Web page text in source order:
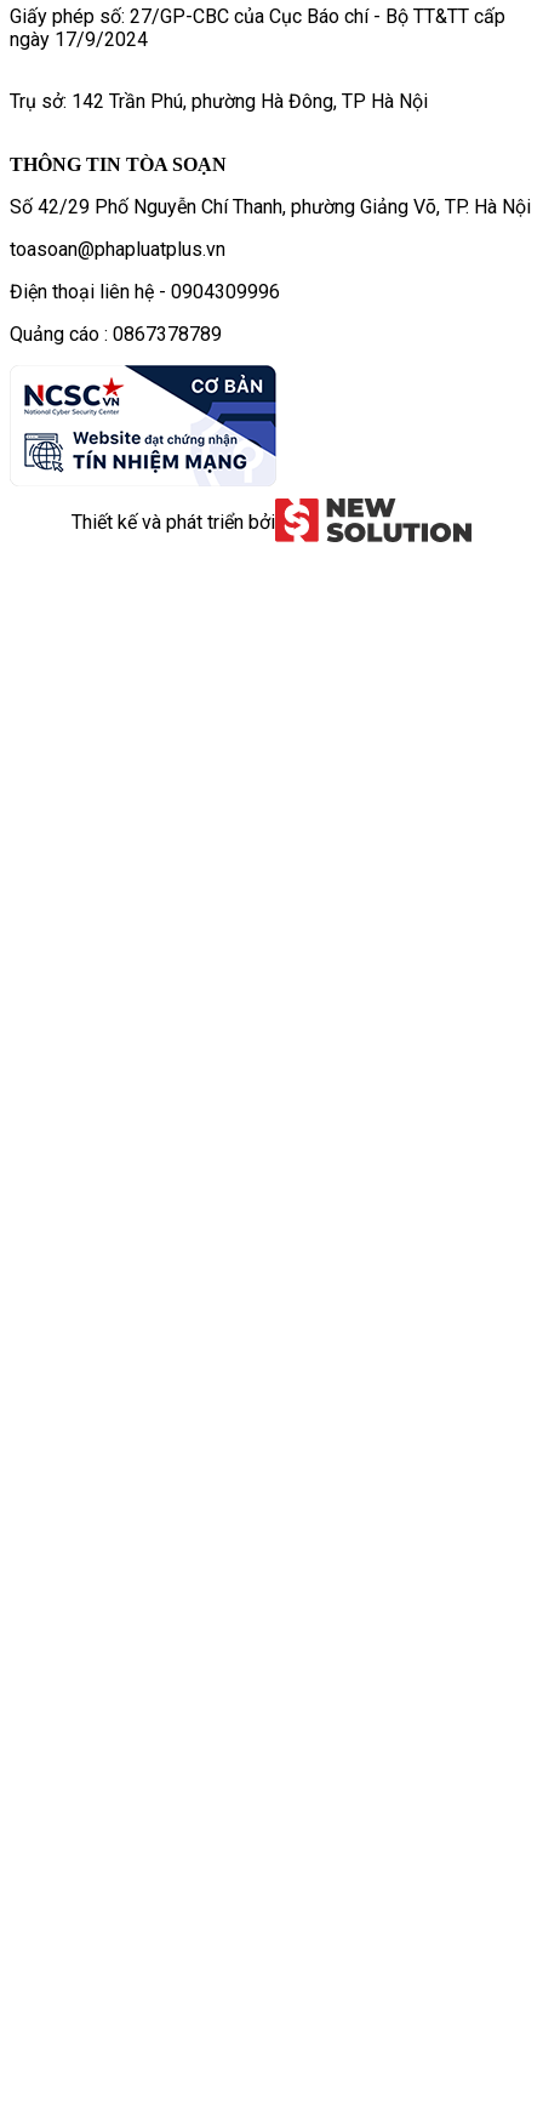
Giấy phép số: 27/GP-CBC của Cục Báo chí - Bộ TT&TT cấp
ngày 17/9/2024
Trụ sở: 142 Trần Phú, phường Hà Đông, TP Hà Nội
THÔNG TIN TÒA SOẠN
Số 42/29 Phố Nguyễn Chí Thanh, phường Giảng Võ, TP. Hà Nội
toasoan@phapluatplus.vn
Điện thoại liên hệ - 0904309996
Quảng cáo : 0867378789
Thiết kế và phát triển bởi